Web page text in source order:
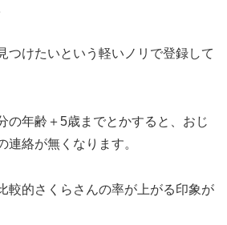
つけたいという軽いノリで登録して
の年齢＋5歳までとかすると、おじ
連絡が無くなります。
較的さくらさんの率が上がる印象が